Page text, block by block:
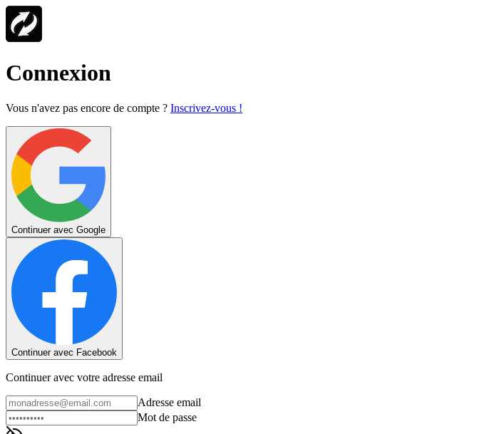
Connexion
Vous n'avez pas encore de compte ? Inscrivez-vous !
Continuer avec Google
Continuer avec Facebook
Continuer avec votre adresse email
Adresse email
Mot de passe